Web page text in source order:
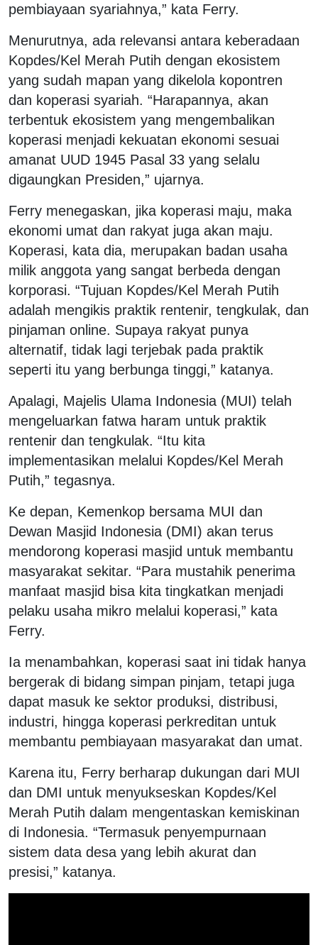
pembiayaan syariahnya,” kata Ferry.
Menurutnya, ada relevansi antara keberadaan
Kopdes/Kel Merah Putih dengan ekosistem
yang sudah mapan yang dikelola kopontren
dan koperasi syariah. “Harapannya, akan
terbentuk ekosistem yang mengembalikan
koperasi menjadi kekuatan ekonomi sesuai
amanat UUD 1945 Pasal 33 yang selalu
digaungkan Presiden,” ujarnya.
Ferry menegaskan, jika koperasi maju, maka
ekonomi umat dan rakyat juga akan maju.
Koperasi, kata dia, merupakan badan usaha
milik anggota yang sangat berbeda dengan
korporasi. “Tujuan Kopdes/Kel Merah Putih
adalah mengikis praktik rentenir, tengkulak, dan
pinjaman online. Supaya rakyat punya
alternatif, tidak lagi terjebak pada praktik
seperti itu yang berbunga tinggi,” katanya.
Apalagi, Majelis Ulama Indonesia (MUI) telah
mengeluarkan fatwa haram untuk praktik
rentenir dan tengkulak. “Itu kita
implementasikan melalui Kopdes/Kel Merah
Putih,” tegasnya.
Ke depan, Kemenkop bersama MUI dan
Dewan Masjid Indonesia (DMI) akan terus
mendorong koperasi masjid untuk membantu
masyarakat sekitar. “Para mustahik penerima
manfaat masjid bisa kita tingkatkan menjadi
pelaku usaha mikro melalui koperasi,” kata
Ferry.
Ia menambahkan, koperasi saat ini tidak hanya
bergerak di bidang simpan pinjam, tetapi juga
dapat masuk ke sektor produksi, distribusi,
industri, hingga koperasi perkreditan untuk
membantu pembiayaan masyarakat dan umat.
Karena itu, Ferry berharap dukungan dari MUI
dan DMI untuk menyukseskan Kopdes/Kel
Merah Putih dalam mengentaskan kemiskinan
di Indonesia. “Termasuk penyempurnaan
sistem data desa yang lebih akurat dan
presisi,” katanya.